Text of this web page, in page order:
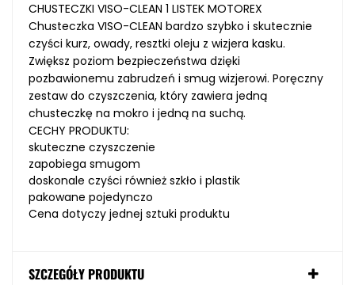
CHUSTECZKI VISO-CLEAN 1 LISTEK MOTOREX
Chusteczka VISO-CLEAN bardzo szybko i skutecznie
czyści kurz, owady, resztki oleju z wizjera kasku.
Zwiększ poziom bezpieczeństwa dzięki
pozbawionemu zabrudzeń i smug wizjerowi. Poręczny
zestaw do czyszczenia, który zawiera jedną
chusteczkę na mokro i jedną na suchą.
CECHY PRODUKTU:
skuteczne czyszczenie
zapobiega smugom
doskonale czyści również szkło i plastik
pakowane pojedynczo
Cena dotyczy jednej sztuki produktu
SZCZEGÓŁY PRODUKTU